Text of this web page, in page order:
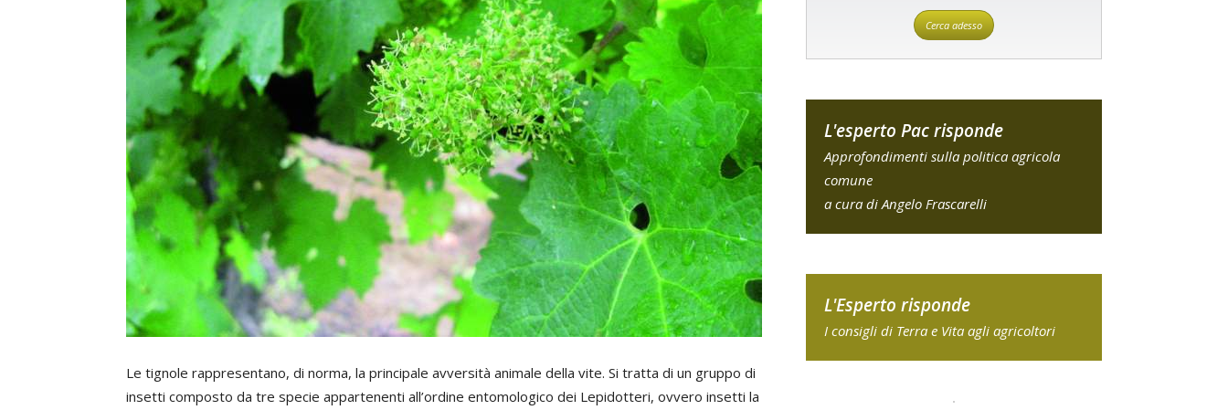
Le tignole rappresentano, di norma, la principale avversità animale della vite. Si tratta di un gruppo di
insetti composto da tre specie appartenenti all’ordine entomologico dei Lepidotteri, ovvero insetti la
Cerca adesso
L'esperto Pac risponde
Approfondimenti sulla politica agricola
comune
a cura di Angelo Frascarelli
L'Esperto risponde
I consigli di Terra e Vita agli agricoltori